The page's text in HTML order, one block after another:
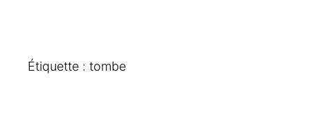
Étiquette : tombe